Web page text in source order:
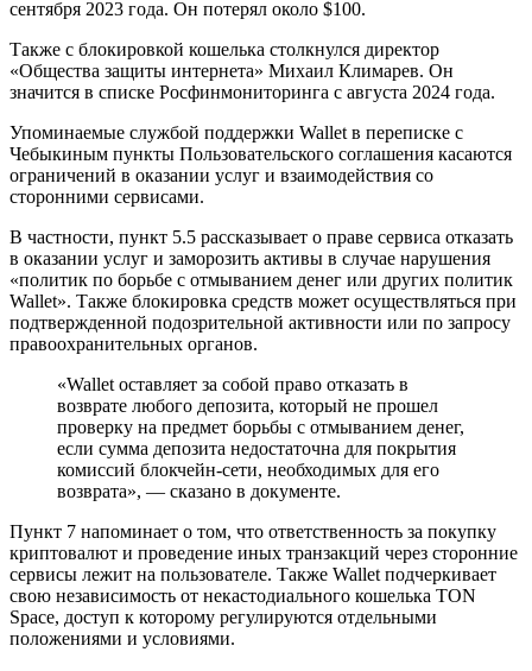
сентября 2023 года. Он потерял около $100.
Также с блокировкой кошелька столкнулся директор
«Общества защиты интернета» Михаил Климарев. Он
значится в списке Росфинмониторинга с августа 2024 года.
Упоминаемые службой поддержки Wallet в переписке с
Чебыкиным пункты Пользовательского соглашения касаются
ограничений в оказании услуг и взаимодействия со
сторонними сервисами.
В частности, пункт 5.5 рассказывает о праве сервиса отказать
в оказании услуг и заморозить активы в случае нарушения
«политик по борьбе с отмыванием денег или других политик
Wallet». Также блокировка средств может осуществляться при
подтвержденной подозрительной активности или по запросу
правоохранительных органов.
«Wallet оставляет за собой право отказать в
возврате любого депозита, который не прошел
проверку на предмет борьбы с отмыванием денег,
если сумма депозита недостаточна для покрытия
комиссий блокчейн-сети, необходимых для его
возврата», — сказано в документе.
Пункт 7 напоминает о том, что ответственность за покупку
криптовалют и проведение иных транзакций через сторонние
сервисы лежит на пользователе. Также Wallet подчеркивает
свою независимость от некастодиального кошелька TON
Space, доступ к которому регулируются отдельными
положениями и условиями.